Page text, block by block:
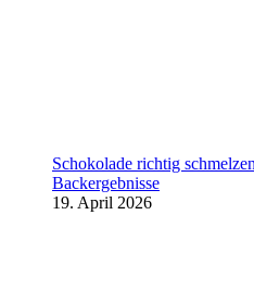
Schokolade richtig
Backergebnisse
19. April 2026